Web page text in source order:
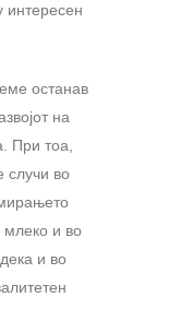
интересен
останав
на
При тоа,
случи во
млеко и во
и во